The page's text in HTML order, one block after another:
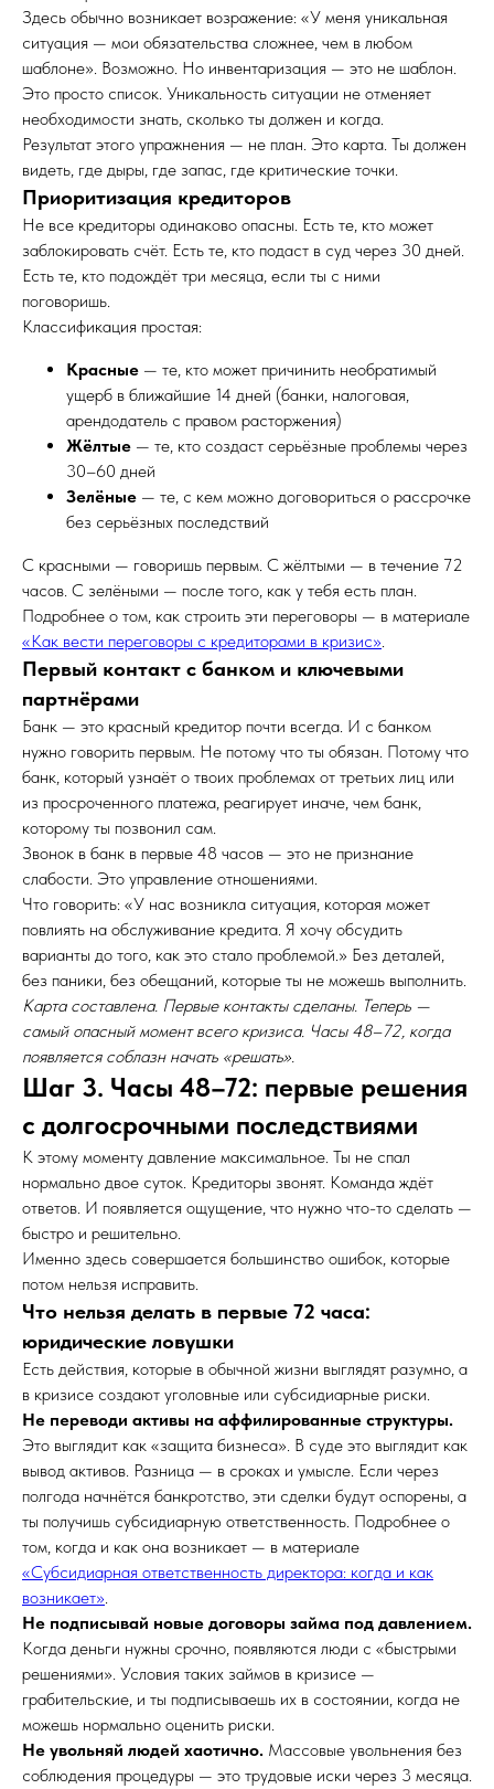
Здесь обычно возникает возражение: «У меня уникальная
ситуация — мои обязательства сложнее, чем в любом
шаблоне». Возможно. Но инвентаризация — это не шаблон.
Это просто список. Уникальность ситуации не отменяет
необходимости знать, сколько ты должен и когда.
Результат этого упражнения — не план. Это карта. Ты должен
видеть, где дыры, где запас, где критические точки.
Приоритизация кредиторов
Не все кредиторы одинаково опасны. Есть те, кто может
заблокировать счёт. Есть те, кто подаст в суд через 30 дней.
Есть те, кто подождёт три месяца, если ты с ними
поговоришь.
Классификация простая:
Красные — те, кто может причинить необратимый
ущерб в ближайшие 14 дней (банки, налоговая,
арендодатель с правом расторжения)
Жёлтые — те, кто создаст серьёзные проблемы через
30–60 дней
Зелёные — те, с кем можно договориться о рассрочке
без серьёзных последствий
С красными — говоришь первым. С жёлтыми — в течение 72
часов. С зелёными — после того, как у тебя есть план.
Подробнее о том, как строить эти переговоры — в материале
«Как вести переговоры с кредиторами в кризис».
Первый контакт с банком и ключевыми
партнёрами
Банк — это красный кредитор почти всегда. И с банком
нужно говорить первым. Не потому что ты обязан. Потому что
банк, который узнаёт о твоих проблемах от третьих лиц или
из просроченного платежа, реагирует иначе, чем банк,
которому ты позвонил сам.
Звонок в банк в первые 48 часов — это не признание
слабости. Это управление отношениями.
Что говорить: «У нас возникла ситуация, которая может
повлиять на обслуживание кредита. Я хочу обсудить
варианты до того, как это стало проблемой.» Без деталей,
без паники, без обещаний, которые ты не можешь выполнить.
Карта составлена. Первые контакты сделаны. Теперь —
самый опасный момент всего кризиса. Часы 48–72, когда
появляется соблазн начать «решать».
Шаг 3. Часы 48–72: первые решения
с долгосрочными последствиями
К этому моменту давление максимальное. Ты не спал
нормально двое суток. Кредиторы звонят. Команда ждёт
ответов. И появляется ощущение, что нужно что-то сделать —
быстро и решительно.
Именно здесь совершается большинство ошибок, которые
потом нельзя исправить.
Что нельзя делать в первые 72 часа:
юридические ловушки
Есть действия, которые в обычной жизни выглядят разумно, а
в кризисе создают уголовные или субсидиарные риски.
Не переводи активы на аффилированные структуры.
Это выглядит как «защита бизнеса». В суде это выглядит как
вывод активов. Разница — в сроках и умысле. Если через
полгода начнётся банкротство, эти сделки будут оспорены, а
ты получишь субсидиарную ответственность. Подробнее о
том, когда и как она возникает — в материале
«Субсидиарная ответственность директора: когда и как
возникает».
Не подписывай новые договоры займа под давлением.
Когда деньги нужны срочно, появляются люди с «быстрыми
решениями». Условия таких займов в кризисе —
грабительские, и ты подписываешь их в состоянии, когда не
можешь нормально оценить риски.
Не увольняй людей хаотично. Массовые увольнения без
соблюдения процедуры — это трудовые иски через 3 месяца.